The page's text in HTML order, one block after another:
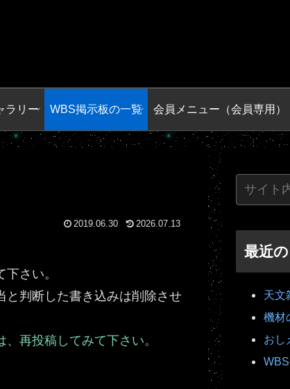
ラリー WBS掲示板の一覧 会員メニュー（会員専用）
2019.06.30 2026.07.13
さい。
と判断した書き込みは削除させ
再投稿してみて下さい。
最近
天文
機材
おし